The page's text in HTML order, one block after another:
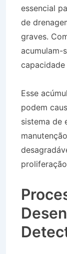
essencial
de
graves.
acumulam-
Esse
podem
sistema de